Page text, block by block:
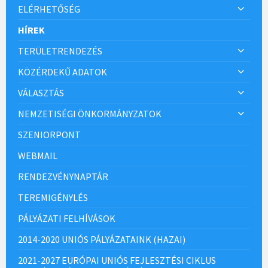
ELÉRHETŐSÉG
HÍREK
TERÜLETRENDEZÉS
KÖZÉRDEKŰ ADATOK
VÁLASZTÁS
NEMZETISÉGI ÖNKORMÁNYZATOK
SZENIORPONT
WEBMAIL
RENDEZVÉNYNAPTÁR
TEREMIGÉNYLÉS
PÁLYÁZATI FELHÍVÁSOK
2014-2020 UNIÓS PÁLYÁZATAINK (HAZAI)
2021-2027 EURÓPAI UNIÓS FEJLESZTÉSI CIKLUS